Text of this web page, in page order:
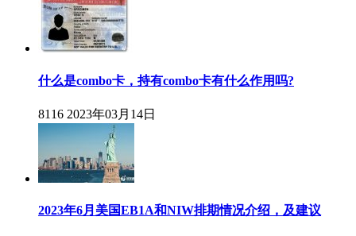
什么是combo卡，持有combo卡有什么作用吗?
8116 2023年03月14日
2023年6月美国EB1A和NIW排期情况介绍，及建议